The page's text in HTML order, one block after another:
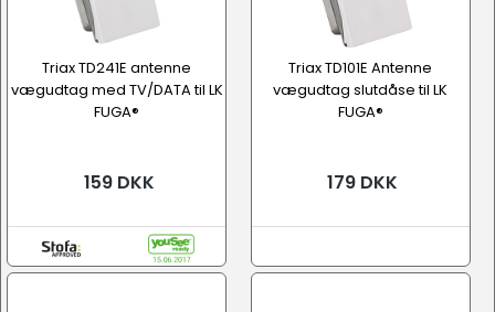
Triax TD241E antenne
vægudtag med TV/DATA til LK
FUGA®
159 DKK
Triax TD101E Antenne
vægudtag slutdåse til LK
FUGA®
179 DKK